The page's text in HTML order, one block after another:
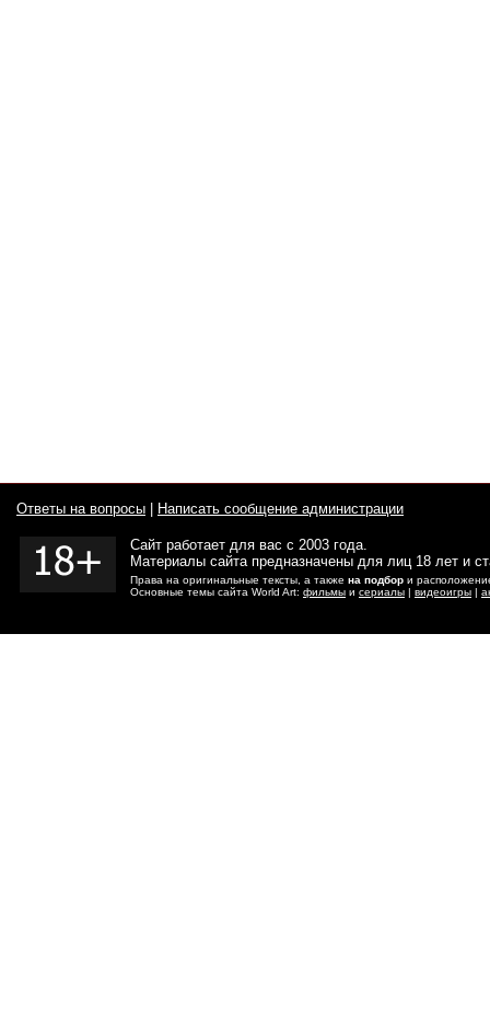
Ответы на вопросы Написать сообщение администрации
Сайт работает для вас с 2003 года.
Материалы сайта предназначены для лиц 18 лет и
Права на оригинальные тексты, а также на подбор и
Основные темы сайта World Art: фильмы и сериалы | видеоигры |